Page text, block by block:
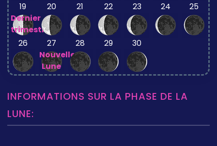
19
Dernier
trimestre
20 21 22 23 24 25
26
27
Nouvelle
Lune
28 29 30
INFORMATIONS SUR LA PHASE DE LA
LUNE: